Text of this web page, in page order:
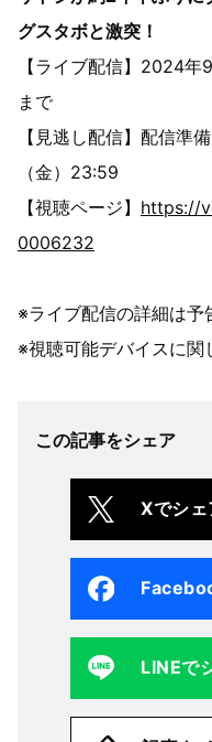
グスタボと激突！
【ライブ配信】2024
まで
【見逃し配信】配信準
（金）23:59
【視聴ページ】 https://
0006232
※ライブ配信の詳細は予
※視聴可能デバイスに関
この記事をシェア
Xでシェ
LINEで